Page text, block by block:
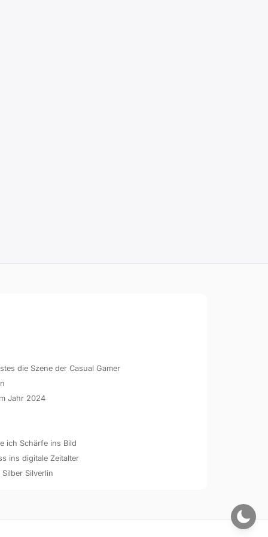
die Szene der Casual Gamer
Jahr 2024
ich Schärfe ins Bild
ins digitale Zeitalter
Silverlin